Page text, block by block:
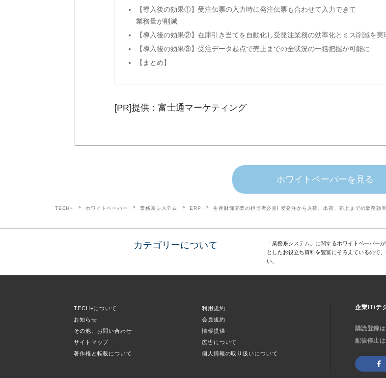
【導入後の効果①】受注伝票の入力時に発注伝票も合わせて入力できて
業務量が削減
【導入後の効果②】在庫引き当てを自動化し受発注業務の効率化とミス削減を実
【導入後の効果③】受注データ起点で売上までの全状況の一括把握が可能に
【まとめ】
[PR]提供：富士通マーケティング
ホワイトペーパーを見る
TECH+ ホワイトペーパー 業務系システム ERP 生産財卸売業の担当者必見! 受発注から入荷、出荷、売上までの業務効
カテゴリーについて
「業務系システム」に関するホワイトペーパー
としたお役立ち資料を豊富にそろえているので
い。
TECH+について
利用規約
お知らせ
会員規約
その他、お問い合わせ
情報提供
サイトマップ
広告について
著作権と転載について
個人情報の取り扱いについて
企業IT/テ
購読登録
配信停止